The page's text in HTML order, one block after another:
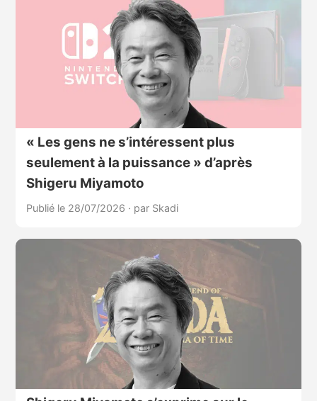
« Les gens ne s’intéressent plus
seulement à la puissance » d’après
Shigeru Miyamoto
Publié le 28/07/2026 · par Skadi